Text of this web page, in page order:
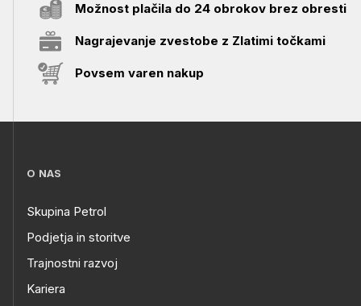
Možnost plačila do 24 obrokov brez obresti
Nagrajevanje zvestobe z Zlatimi točkami
Povsem varen nakup
O NAS
Skupina Petrol
Podjetja in storitve
Trajnostni razvoj
Kariera